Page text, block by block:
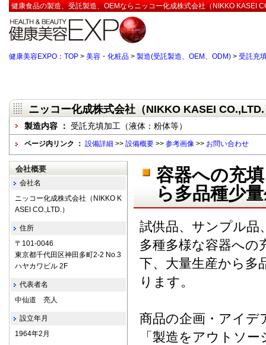
健康食品の製造、受託製造、OEMならニッコー化成株式会社（NIKKO KASEI
健康美容EXPO：TOP > 美容・化粧品 > 製造(受託製造、OEM、ODM) > 受託充
ニッコー化成株式会社（NIKKO KASEI
製造内容 ： 受託充填加工（液体：粉体等）
ページ内リンク ： 設備詳細 >> 設備概要 >> 参考画像 >> お問い合わせ
容器への充
ら多品種少
試供品、サンプル品
多種多様な容器への
下、大量生産から多
ります。
商品の企画・アイデ
「製造をアウトソ
会社概要
会社名
ニッコー化成株式会社（NIKKO K
ASEI CO.,LTD.）
住所
〒101-0046
東京都千代田区神田多町2-2 No.3
ハヤカワビル 2F
代表者名
中仙道 亮人
設立年月
1964年2月